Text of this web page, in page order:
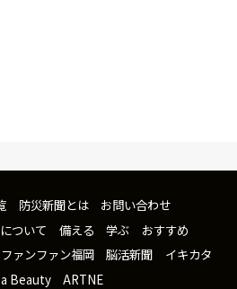
防災新聞とは
お問い合わせ
ついて
備える 学ぶ
おすすめ
ファンファン福岡 脳活新聞
イキカタ
Beauty
ARTNE